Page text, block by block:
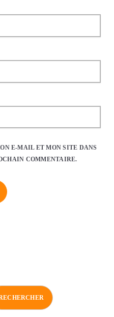
E-MAIL ET MON SITE DANS
COMMENTAIRE.